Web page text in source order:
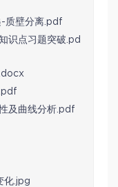
质壁分离.pdf
识点习题突破.pd
及曲线分析.pdf
化.jpg